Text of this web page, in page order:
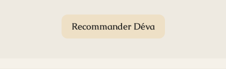
Recommander Déva